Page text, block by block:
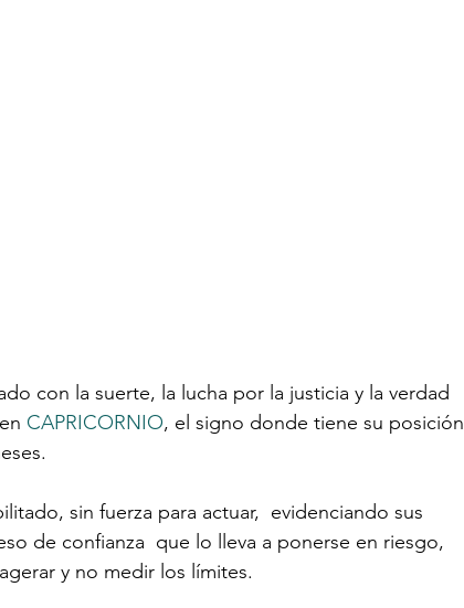
con la suerte, la lucha por la justicia y la verdad
CAPRICORNIO, el signo donde tiene su posición
sin fuerza para actuar,  evidenciando sus
de confianza  que lo lleva a ponerse en riesgo,
y no medir los límites.